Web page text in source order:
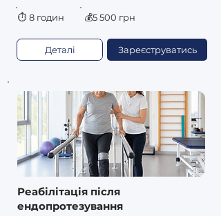
⏱ 8 годин 💰5 500 грн
Деталі Зареєструватись
Реабілітація після
ендопротезування